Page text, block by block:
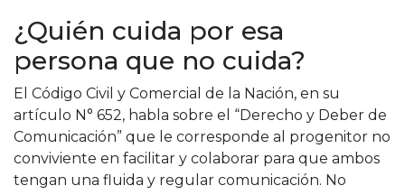
¿Quién cuida por esa
persona que no cuida?
El Código Civil y Comercial de la Nación, en su
artículo N° 652, habla sobre el “Derecho y Deber de
Comunicación” que le corresponde al progenitor no
conviviente en facilitar y colaborar para que ambos
tengan una fluida y regular comunicación. No